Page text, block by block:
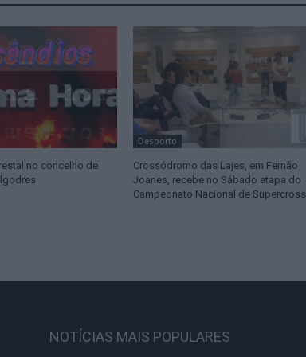
no concelho de
Desporto
Crossódromo das Lajes, em Fernão
Joanes, recebe no Sábado etapa do
Campeonato Nacional de Supercross
NOTÍCIAS MAIS POPULARES